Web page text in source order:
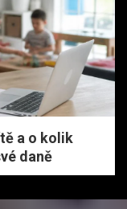
a o kolik
daně